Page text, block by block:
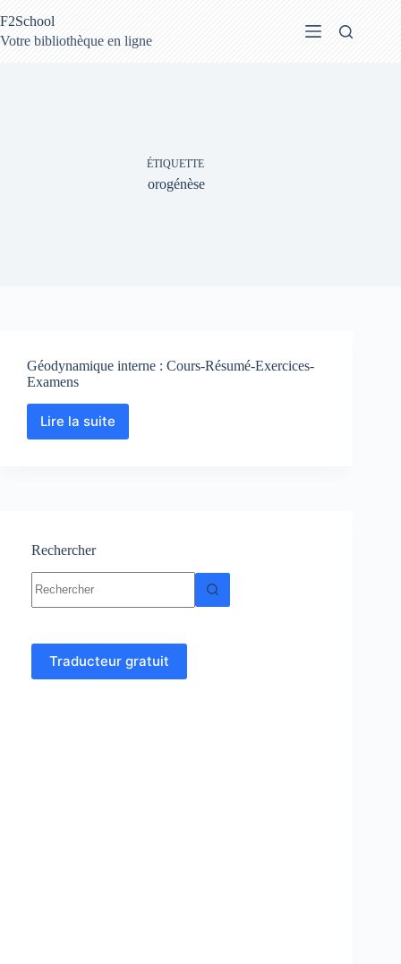
au
contenu
F2School
Votre bibliothèque en ligne
ÉTIQUETTE
orogénèse
Géodynamique interne : Cours-Résumé-Exercices-
Examens
Lire la suiteGéodynamique
Rechercher
résultat
Traducteur gratuit